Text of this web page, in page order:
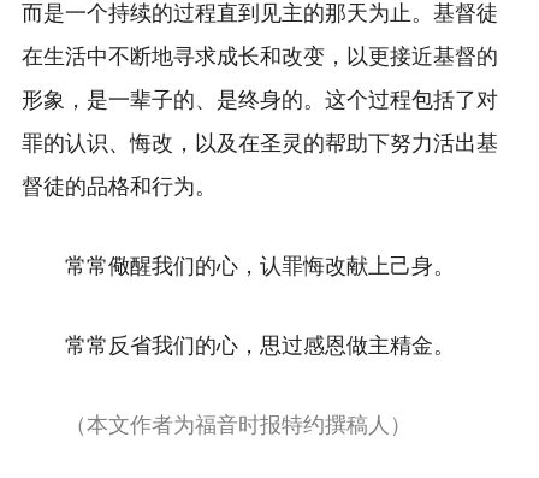
而是一个持续的过程直到见主的那天为止。基督徒
在生活中不断地寻求成长和改变，以更接近基督的
形象，是一辈子的、是终身的。这个过程包括了对
罪的认识、悔改，以及在圣灵的帮助下努力活出基
督徒的品格和行为。
常常儆醒我们的心，认罪悔改献上己身。
常常反省我们的心，思过感恩做主精金。
（本文作者为福音时报特约撰稿人）